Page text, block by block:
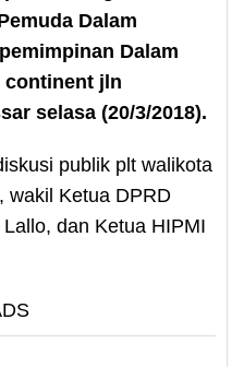
Dalam
Dalam
continent jln
selasa (20/3/2018).
publik plt walikota
wakil Ketua DPRD
dan Ketua HIPMI